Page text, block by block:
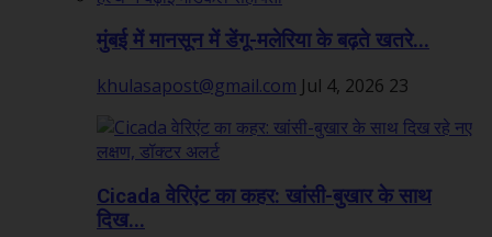
मुंबई में मानसून में डेंगू-मलेरिया के बढ़ते खतरे...
khulasapost@gmail.com Jul 4, 2026 23
Cicada वेरिएंट का कहर: खांसी-बुखार के साथ
दिख...